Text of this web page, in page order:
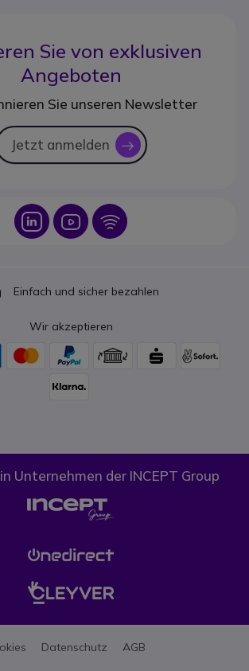
Sie von exklusiven
Angeboten
Sie unseren Newsletter
Jetzt anmelden icon
Icon Icon Icon
Icon
Einfach und sicher bezahlen
Wir akzeptieren
Unternehmen der INCEPT Group
Datenschutz AGB